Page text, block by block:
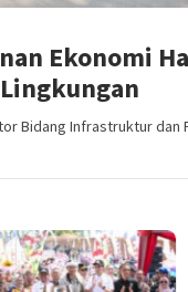
Ekonomi
Bidang Infrastruktur dan